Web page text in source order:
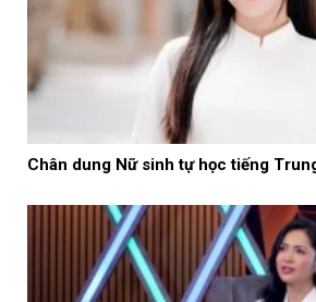
Chân dung Nữ sinh tự học tiếng